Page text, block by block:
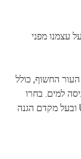
עצמנו מפני
החשוף, כולל
דקות לפני הכניסה למים. בחרו
בקרם הגנה רחב טווח המגן מפני קרני UVA ו-UVB ובעל מקדם הגנה